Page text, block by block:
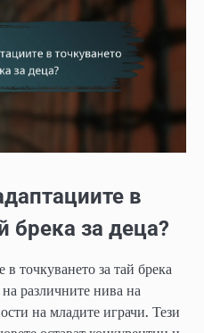
в
брека за деца?
точкуването за тай брека
различните нива на
на младите играчи. Тези